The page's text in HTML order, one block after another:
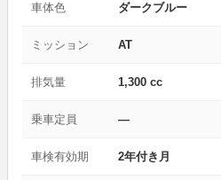
車体色 ダークブルー
ミッション AT
排気量 1,300 cc
乗車定員 —
車検有効期 2年付き月